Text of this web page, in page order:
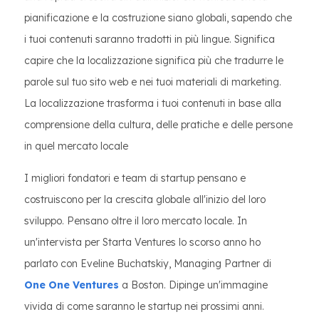
pianificazione e la costruzione siano globali, sapendo che
i tuoi contenuti saranno tradotti in più lingue. Significa
capire che la localizzazione significa più che tradurre le
parole sul tuo sito web e nei tuoi materiali di marketing.
La localizzazione trasforma i tuoi contenuti in base alla
comprensione della cultura, delle pratiche e delle persone
in quel mercato locale
I migliori fondatori e team di startup pensano e
costruiscono per la crescita globale all'inizio del loro
sviluppo. Pensano oltre il loro mercato locale. In
un'intervista per Starta Ventures lo scorso anno ho
parlato con Eveline Buchatskiy, Managing Partner di
One One Ventures a Boston. Dipinge un'immagine
vivida di come saranno le startup nei prossimi anni.